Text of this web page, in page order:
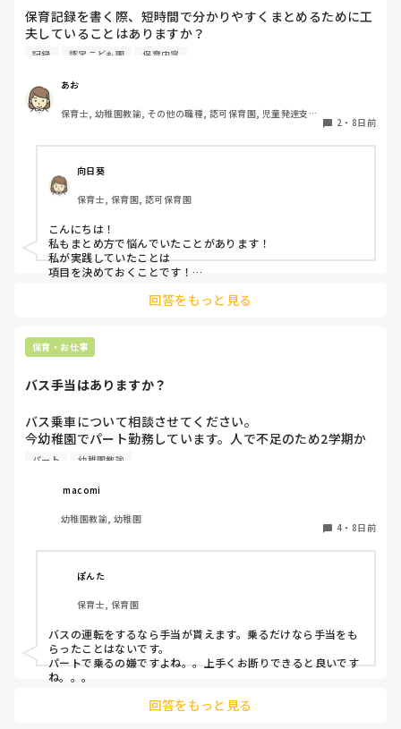
子どもってすごい力を持っているので自分のことをわかってく
れるいつも寄り添ってくれるとわかってくれる先生の話は聞い
てくれると思いますよ。なので手遊びや隙間時間に子どもの気
持ちを惹きつけるゲームなど保育のレパートリーがたくさんあ
子ども達は楽しそうと思ったところに集まったり気持ちを集中
させたり話を聞いてくれると思うので先生自身楽しく保育して
くださいね。
綺麗事ばかり言いましたが実際の現場は戦場ですよね（ ; ; ）
保育記録を書く際、短時間で分かりやすくまとめるために工
夫していることはありますか？
観察したことが多い日は、どのように優先順位をつけて記録
みなさんの方法を教えていただきたいです！
記録 認定こども園 保育内容
あお
保育士, 幼稚園教諭, その他の職種, 認可保育園, 児童発達支援
2 ・ 8日前
向日葵
保育士, 保育園, 認可保育園
こんにちは！
私もまとめ方で悩んでいたことがあります！
私が実践していたことは
項目を決めておくことです！
・どんな遊びが好きか苦手か
などです！
それに加えて
回答をもっと見る
保育・お仕事
バス手当はありますか？
バス乗車について相談させてください。
今幼稚園でパート勤務しています。人で不足のため2学期か
らはバスにも乗ってほしいと言われてます。同じパートの先
果的にそう言うことを言わない私にバス乗車の話がやってき
か？？？
パート 幼稚園教諭
macomi
幼稚園教諭, 幼稚園
4 ・ 8日前
ぽんた
保育士, 保育園
バスの運転をするなら手当が貰えます。乗るだけなら手当をも
らったことはないです。
パートで乗るの嫌ですよね。。上手くお断りできると良いです
ね。。。
回答をもっと見る